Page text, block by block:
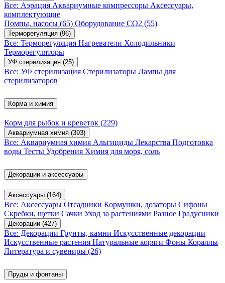
Все: Аэрация Аквариумные компрессоры Аксессуары,
комплектующие
Помпы, насосы (65) Оборудование CO2 (55)
Терморегуляция (96)
Все: Терморегуляция Нагреватели Холодильники
Терморегуляторы
УФ стерилизация (25)
Все: УФ стерилизация Стерилизаторы Лампы для
стерилизаторов
Корма и химия
Корм для рыбок и креветок (229)
Аквариумная химия (393)
Все: Аквариумная химия Альгициды Лекарства Подготовка
воды Тесты Удобрения Химия для моря, соль
Декорации и аксессуары
Аксессуары (164)
Все: Аксессуары Отсадники Кормушки, дозаторы Сифоны
Скребки, щетки Сачки Уход за растениями Разное Градусники
Декорации (427)
Все: Декорации Грунты, камни Искусственные декорации
Искусственные растения Натуральные коряги Фоны Кораллы
Литература и сувениры (26)
Пруды и фонтаны